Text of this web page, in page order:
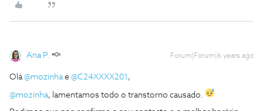
Ana P. Forum|Forum|6 years ago
Olá@mozinhae @C24XXXX201 ,
@mozinha, lamentamos todo o transtorno causado.